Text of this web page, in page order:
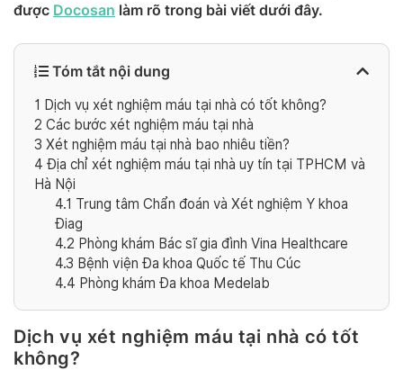
được Docosan làm rõ trong bài viết dưới đây.
Tóm tắt nội dung
1 Dịch vụ xét nghiệm máu tại nhà có tốt không?
2 Các bước xét nghiệm máu tại nhà
3 Xét nghiệm máu tại nhà bao nhiêu tiền?
4 Địa chỉ xét nghiệm máu tại nhà uy tín tại TPHCM và
Hà Nội
4.1 Trung tâm Chẩn đoán và Xét nghiệm Y khoa
Điag
4.2 Phòng khám Bác sĩ gia đình Vina Healthcare
4.3 Bệnh viện Đa khoa Quốc tế Thu Cúc
4.4 Phòng khám Đa khoa Medelab
Dịch vụ xét nghiệm máu tại nhà có tốt
không?